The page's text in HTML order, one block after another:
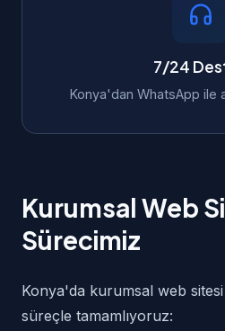
7/24
Konya'dan WhatsApp ile
Kurumsal Web
Sürecimiz
Konya'da kurumsal web
süreçle tamamlıyoruz: